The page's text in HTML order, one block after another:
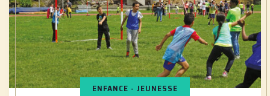
ENFANCE - JEUNESSE